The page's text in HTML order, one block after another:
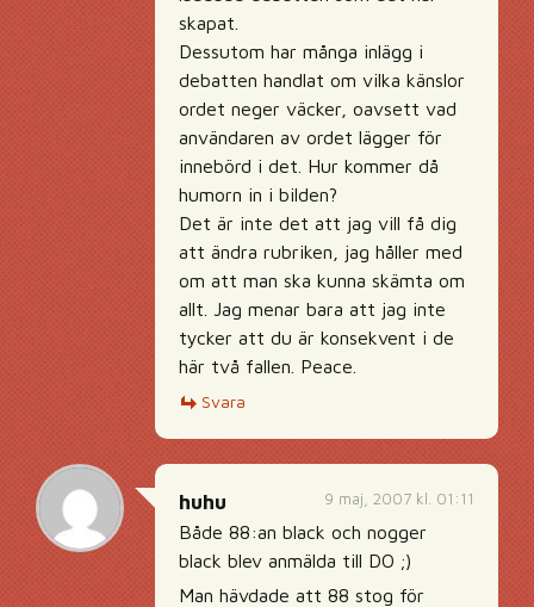
skapat.
Dessutom har många inlägg i
debatten handlat om vilka känslor
ordet neger väcker, oavsett vad
användaren av ordet lägger för
innebörd i det. Hur kommer då
humorn in i bilden?
Det är inte det att jag vill få dig
att ändra rubriken, jag håller med
om att man ska kunna skämta om
allt. Jag menar bara att jag inte
tycker att du är konsekvent i de
här två fallen. Peace.
Svara
9 maj, 2007 kl. 01:11
huhu
Både 88:an black och nogger
black blev anmälda till DO ;)
Man hävdade att 88 stog för